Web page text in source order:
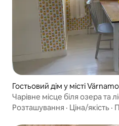
Гостьовий дім у місті Värnamo
Чарівне місце біля озера та
Розташування · Ціна/якість ·